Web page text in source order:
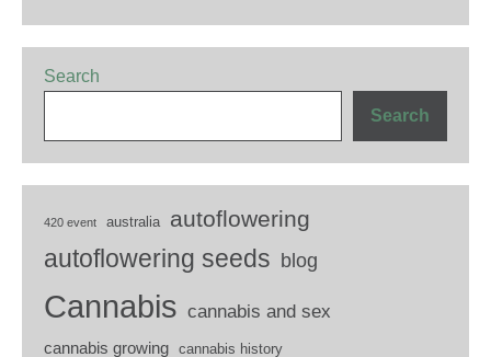
Search
Search
420 event australia autoflowering
autoflowering seeds blog
Cannabis cannabis and sex
cannabis growing cannabis history